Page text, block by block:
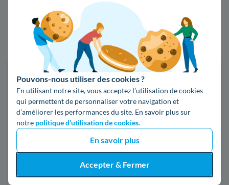
Pouvons-nous utiliser des cookies ?
En utilisant notre site, vous acceptez l’utilisation de cookies
qui permettent de personnaliser votre navigation et
d’améliorer les performances du site. En savoir plus sur
notre politique d'utilisation de cookies.
En savoir plus
Accepter & Fermer
Afin de visualiser les écarts de tarifs entre EDF et ses
concurrents, n'hésitez pas à comparer les offres d'électricité
ou de gaz :
Faites des économies sur vos factures d'énergie
Je compare